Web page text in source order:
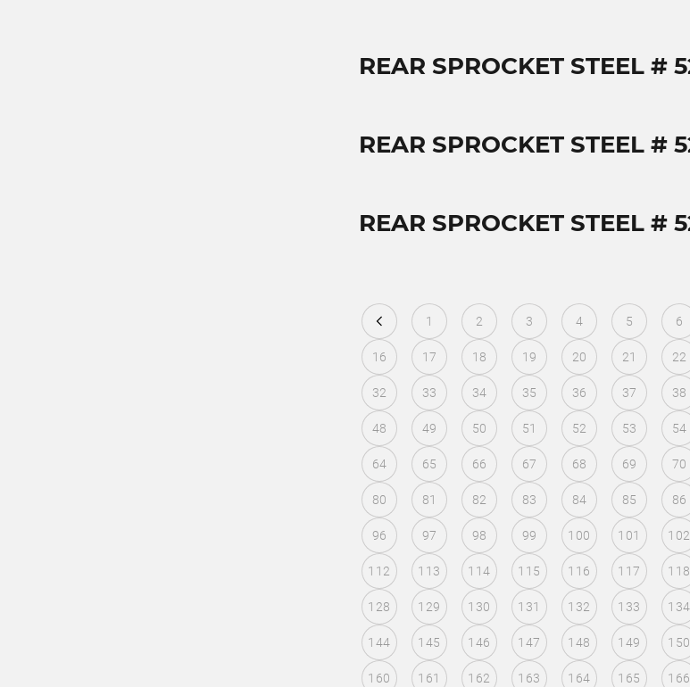
REAR SPROCKET STEEL #
REAR SPROCKET STEEL #
REAR SPROCKET STEEL #
1 2 3 4 5 6
16 17 18 19 20 21 22
32 33 34 35 36 37 38
48 49 50 51 52 53 54
64 65 66 67 68 69 70
80 81 82 83 84 85 86
96 97 98 99 100 101 102
112 113 114 115 116 117 118
128 129 130 131 132 133 134
144 145 146 147 148 149 150
160 161 162 163 164 165 166